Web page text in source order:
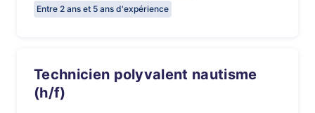
Entre 2 ans et 5 ans d'expérience
Technicien polyvalent nautisme
(h/f)